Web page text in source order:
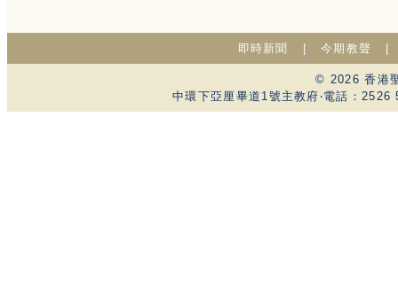
即時新聞 今期教聲
© 2026 香港
中環下亞厘畢道1號主教府‧電話：2526